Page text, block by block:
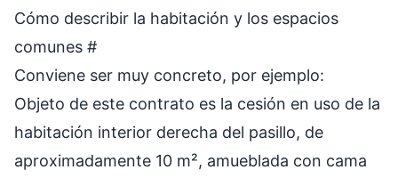
Cómo describir la habitación y los espacios
comunes #
Conviene ser muy concreto, por ejemplo:
Objeto de este contrato es la cesión en uso de la
habitación interior derecha del pasillo, de
aproximadamente 10 m², amueblada con cama